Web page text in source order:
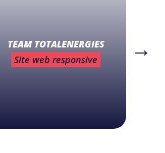
TEAM TOTALENERGIES
Site web responsive